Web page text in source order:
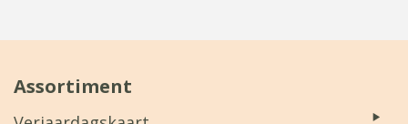
Assortiment